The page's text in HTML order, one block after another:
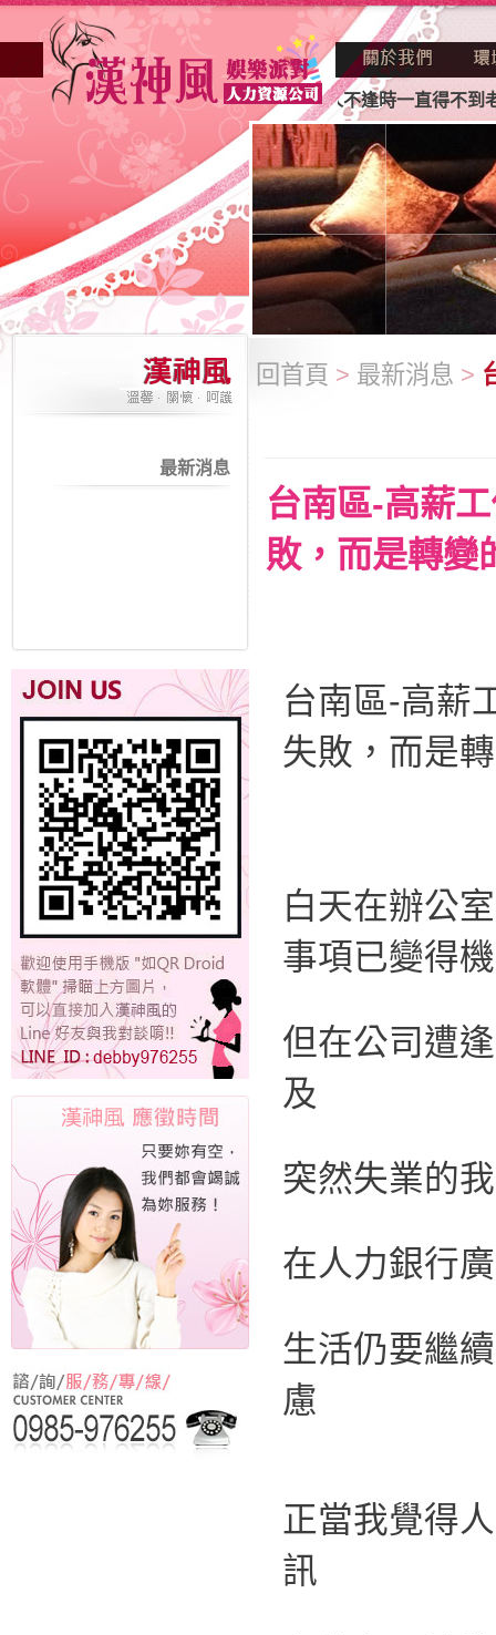
景氣的年代找不到工作？也許妳人不逢時一直得不到老闆賞
最新消息
回首頁 > 最新消息 >
台南區-高薪
敗，而是轉變
台南區-高薪
失敗，而是
白天在辦公
事項已變得
但在公司遭
及
突然失業的
在人力銀行
生活仍要繼
慮
正當我覺得
訊